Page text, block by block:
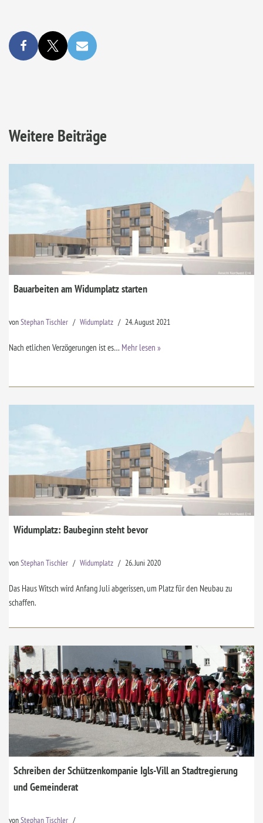
Weitere Beiträge
Bauarbeiten am Widumplatz starten
vonStephan Tischler Widumplatz 24. August 2021
Nach etlichen Verzögerungen ist es… Mehr lesen »
Widumplatz: Baubeginn steht bevor
vonStephan Tischler Widumplatz 26. Juni 2020
Das Haus Witsch wird Anfang Juli abgerissen, um Platz für den Neubau zu
schaffen.
Schreiben der Schützenkompanie Igls-Vill an Stadtregierung
und Gemeinderat
vonStephan Tischler